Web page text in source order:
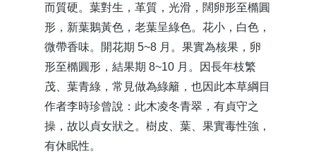
而質硬。葉對生，革質，光滑，闊卵形至橢圓
形，新葉鵝黃色，老葉呈綠色。花小，白色，
微帶香味。開花期 5~8 月。果實為核果，卵
形至橢圓形，結果期 8~10 月。因長年枝繁
茂、葉青綠，常見做為綠籬，也因此本草綱目
作者李時珍曾說：此木凌冬青翠，有貞守之
操，故以貞女狀之。樹皮、葉、果實毒性強，
有休眠性。